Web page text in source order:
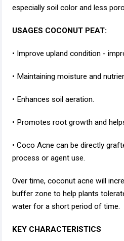
especially soil color and less
USAGES COCONUT PEAT:
• Improve upland condition -
• Maintaining moisture and
• Enhances soil aeration.
• Promotes root growth and
• Coco Acne can be directly
process or agent use.
Over time, coconut acne will
buffer zone to help plants
water for a short period of time.
KEY CHARACTERISTICS